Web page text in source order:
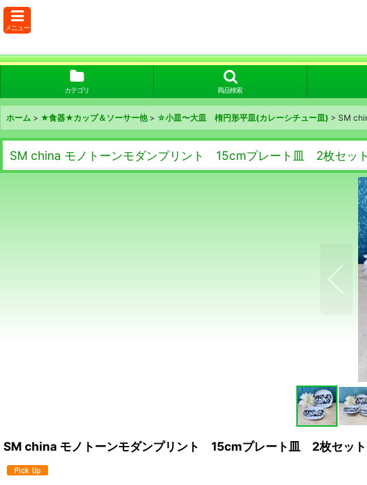
メニュー
カテゴリ 商品検索
ホーム > ★食器★カップ＆ソーサー他 > ☆小皿〜大皿 楕円形平皿(カレーシチュー皿) > SM
SM china モノトーンモダンプリント 15cmプレート皿 2枚セ
SM china モノトーンモダンプリント 15cmプレート皿 2枚セ